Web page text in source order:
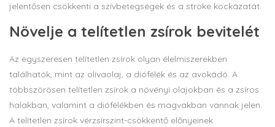
jelentősen csökkenti a szívbetegségek és a stroke kockázatát.
Növelje a telítetlen zsírok bevitelét
Az egyszeresen telítetlen zsírok olyan élelmiszerekben
találhatók, mint az olívaolaj, a diófélék és az avokádó. A
többszörösen telítetlen zsírok a növényi olajokban és a zsíros
halakban, valamint a diófélékben és magvakban vannak jelen.
A telítetlen zsírok vérzsírszint-csökkentő előnyeinek